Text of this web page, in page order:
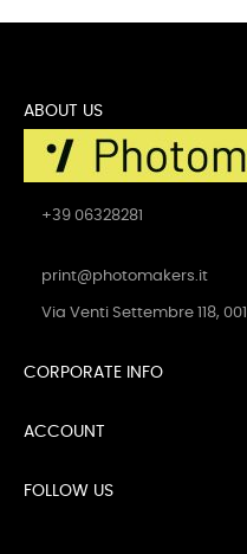
ABOUT US
+39 06328281
print@photomakers.it
Via Venti Settembre 118,
CORPORATE INFO
ACCOUNT
FOLLOW US